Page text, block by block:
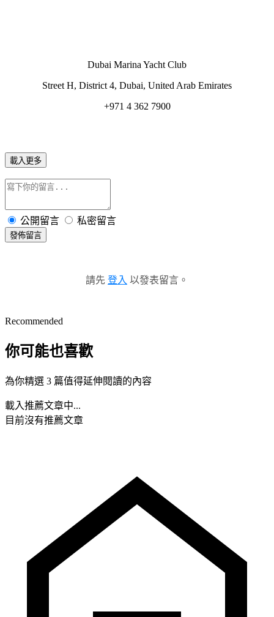
Dubai Marina Yacht Club
Street H, District 4, Dubai, United Arab Emirates
+971 4 362 7900
載入更多
公開留言 私密留言
發佈留言
請先 登入 以發表留言。
Recommended
你可能也喜歡
為你精選 3 篇值得延伸閱讀的內容
載入推薦文章中...
目前沒有推薦文章